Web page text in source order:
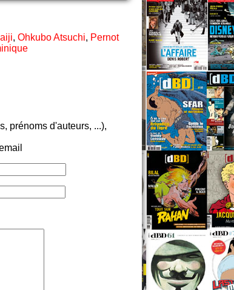
, Ohkubo Atsuchi, Pernot
prénoms d'auteurs, ...),